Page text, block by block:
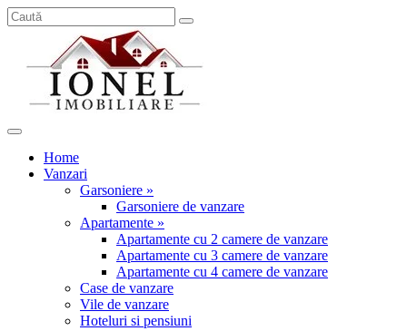
Home
Vanzari
Garsoniere »
Garsoniere de vanzare
Apartamente »
Apartamente cu 2 camere de vanzare
Apartamente cu 3 camere de vanzare
Apartamente cu 4 camere de vanzare
Case de vanzare
Vile de vanzare
Hoteluri si pensiuni